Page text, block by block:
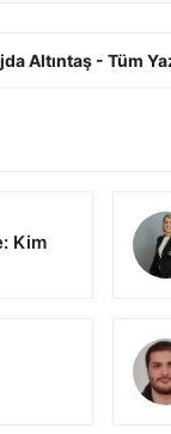
Altıntaş - Tüm
Kim